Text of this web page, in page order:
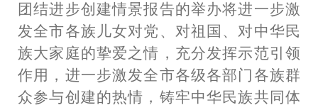
团结进步创建情景报告的举办将进一步激
发全市各族儿女对党、对祖国、对中华民
族大家庭的挚爱之情， 充分发挥示范引领
作用，进一步激发全市各级各部门各族群
众参与创建的热情，铸牢中华民族共同体